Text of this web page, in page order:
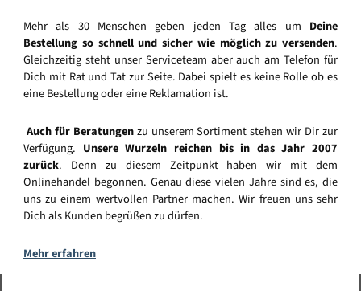
Mehr als 30 Menschen geben jeden Tag alles um Deine
Bestellung so schnell und sicher wie möglich zu versenden.
Gleichzeitig steht unser Serviceteam aber auch am Telefon für
Dich mit Rat und Tat zur Seite. Dabei spielt es keine Rolle ob es
eine Bestellung oder eine Reklamation ist.
Auch für Beratungenzu unserem Sortiment stehen wir Dir zur
Verfügung. Unsere Wurzeln reichen bis in das Jahr 2007
zurück. Denn zu diesem Zeitpunkt haben wir mit dem
Onlinehandel begonnen. Genau diese vielen Jahre sind es, die
uns zu einem wertvollen Partner machen. Wir freuen uns sehr
Dich als Kunden begrüßen zu dürfen.
Mehr erfahren